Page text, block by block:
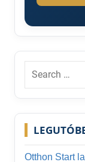
Search
Otthon Start